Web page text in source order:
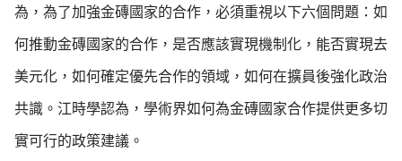
為，為了加強金磚國家的合作，必須重視以下六個問題：如
何推動金磚國家的合作，是否應該實現機制化，能否實現去
美元化，如何確定優先合作的領域，如何在擴員後強化政治
共識。江時學認為，學術界如何為金磚國家合作提供更多切
實可行的政策建議。